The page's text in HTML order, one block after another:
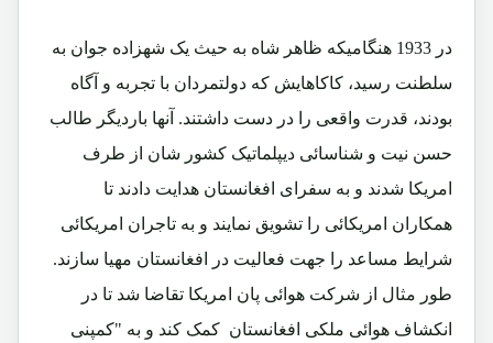
در 1933 هنگامیکه ظاهر شاه به حیث یک شهزاده جوان به
سلطنت رسید، کاکاهایش که دولتمردان با تجربه و آگاه
بودند، قدرت واقعی را در دست داشتند. آنها باردیگر طالب
حسن نیت و شناسائی دیپلماتیک کشور شان از طرف
امریکا شدند و به سفرای افغانستان هدایت دادند تا
همکاران امریکائی را تشویق نمایند و به تاجران امریکائی
شرایط مساعد را جهت فعالیت در افغانستان مهیا سازند.
طور مثال از شرکت هوائی پان امریکا تقاضا شد تا در
انکشاف هوائی ملکی افغانستان کمک کند و به "کمپنی